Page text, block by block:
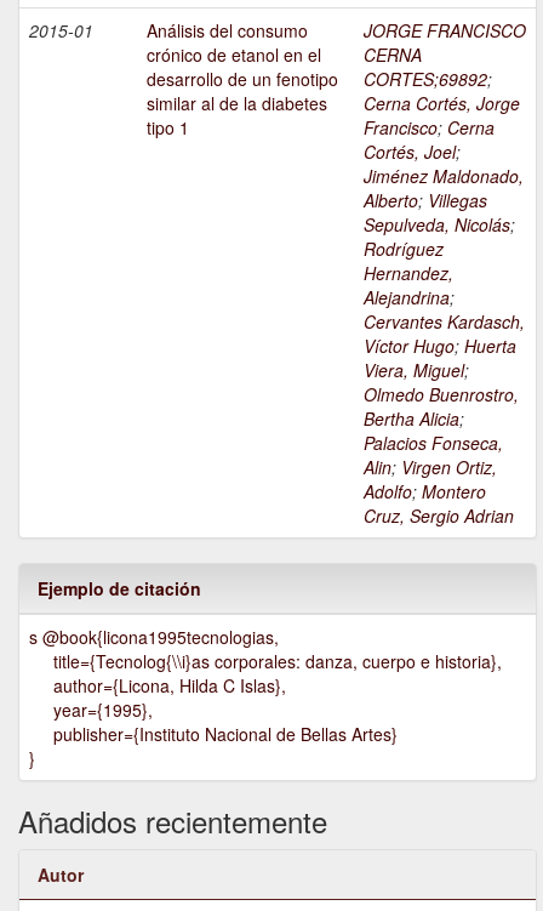
2015-01
Análisis del consumo
crónico de etanol en el
desarrollo de un fenotipo
similar al de la diabetes
tipo 1
JORGE FRANCISCO
CERNA
CORTES;69892;
Cerna Cortés, Jorge
Francisco; Cerna
Cortés, Joel;
Jiménez Maldonado,
Alberto; Villegas
Sepulveda, Nicolás;
Rodríguez
Hernandez,
Alejandrina;
Cervantes Kardasch,
Víctor Hugo; Huerta
Viera, Miguel;
Olmedo Buenrostro,
Bertha Alicia;
Palacios Fonseca,
Alin; Virgen Ortiz,
Adolfo; Montero
Cruz, Sergio Adrian
Ejemplo de citación
s @book{licona1995tecnologias,
title={Tecnolog{\\i}as corporales: danza, cuerpo e historia},
author={Licona, Hilda C Islas},
year={1995},
publisher={Instituto Nacional de Bellas Artes}
}
Añadidos recientemente
Autor